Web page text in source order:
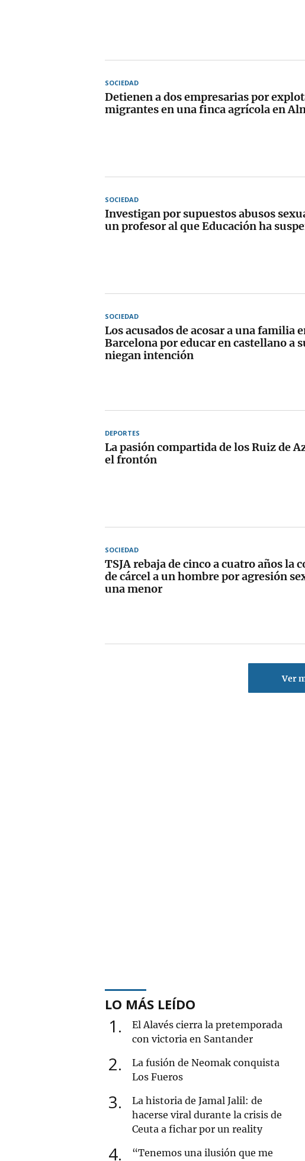
SOCIEDAD
Detienen a dos empresarias por
migrantes en una finca agrícola en
SOCIEDAD
Investigan por supuestos abusos
un profesor al que Educación ha
SOCIEDAD
Los acusados de acosar a una familia
Barcelona por educar en castellano a
niegan intención
DEPORTES
La pasión compartida de los Ruiz de
el frontón
SOCIEDAD
TSJA rebaja de cinco a cuatro años la
de cárcel a un hombre por agresión
una menor
Ver
LO MÁS LEÍDO
1
El Alavés cierra la pretemporada
con victoria en Santander
2
La fusión de Neomak conquista
Los Fueros
3
La historia de Jamal Jalil: de
hacerse viral durante la crisis de
Ceuta a fichar por un reality
4
“Tenemos una ilusión que me